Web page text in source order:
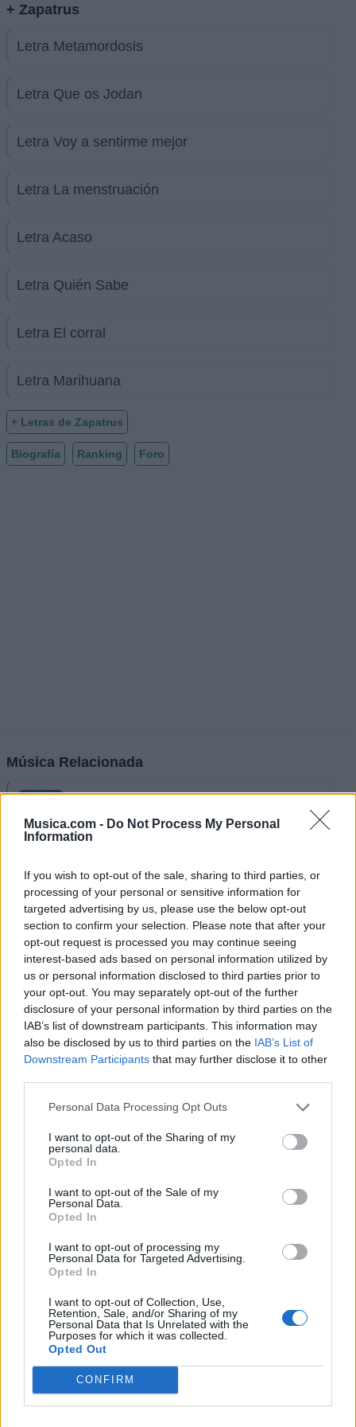
Musica.com - Do Not Process My Personal
Information
If you wish to opt-out of the sale, sharing to third parties, or
processing of your personal or sensitive information for
targeted advertising by us, please use the below opt-out
section to confirm your selection. Please note that after your
opt-out request is processed you may continue seeing
interest-based ads based on personal information utilized by
us or personal information disclosed to third parties prior to
your opt-out. You may separately opt-out of the further
disclosure of your personal information by third parties on the
IAB’s list of downstream participants. This information may
also be disclosed by us to third parties on the IAB’s List of
Downstream Participants that may further disclose it to other
Personal Data Processing Opt Outs
I want to opt-out of the Sharing of my
personal data.
Opted In
I want to opt-out of the Sale of my
Personal Data.
Opted In
I want to opt-out of processing my
Personal Data for Targeted Advertising.
Opted In
I want to opt-out of Collection, Use,
Retention, Sale, and/or Sharing of my
Personal Data that Is Unrelated with the
Purposes for which it was collected.
Opted Out
CONFIRM
+ Zapatrus
Letra Metamordosis
Letra Que os Jodan
Letra Voy a sentirme mejor
Letra La menstruación
Letra Acaso
Letra Quién Sabe
Letra El corral
Letra Marihuana
+ Letras de Zapatrus
Biografía Ranking Foro
Música Relacionada
Extremoduro
Laura Pausini
Ska-P
Saratoga
Lo Mejor del Rock Novedades Rock
Comentar Letra
Comenta o pregunta lo que desees sobre Zapatrus o